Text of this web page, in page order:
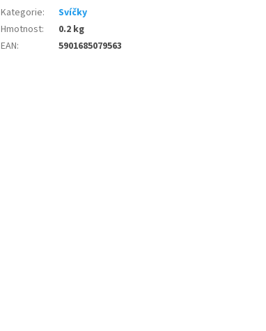
Kategorie:
Svíčky
Hmotnost:
0.2 kg
EAN: 5901685079563